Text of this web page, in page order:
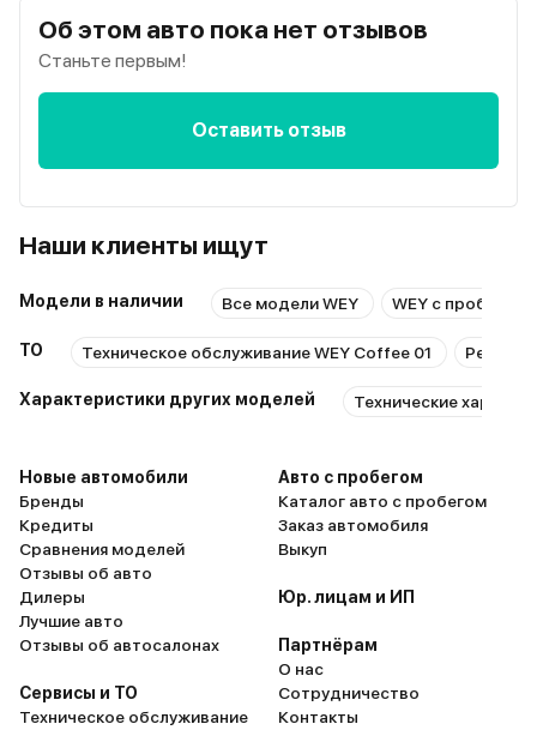
Об этом авто пока нет отзывов
Станьте первым!
Оставить отзыв
Наши клиенты ищут
Модели в наличии Все модели WEY WEY с пробегом
ТО Техническое обслуживание WEY Coffee 01 Ремонт
Характеристики других моделей Технические
Новые автомобили
Бренды
Кредиты
Сравнения моделей
Отзывы об авто
Дилеры
Лучшие авто
Отзывы об автосалонах
Сервисы и ТО
Техническое обслуживание
Авто с пробегом
Каталог авто с пробегом
Заказ автомобиля
Выкуп
Юр. лицам и ИП
Партнёрам
О нас
Сотрудничество
Контакты